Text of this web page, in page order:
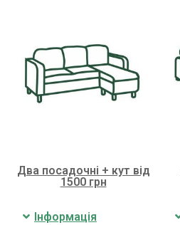
Два посадочні + кут від
1500 грн
Інформація